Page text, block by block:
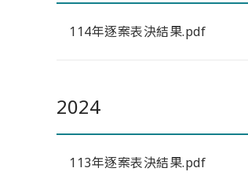
114年逐案表決結果.pdf
2024
113年逐案表決結果.pdf